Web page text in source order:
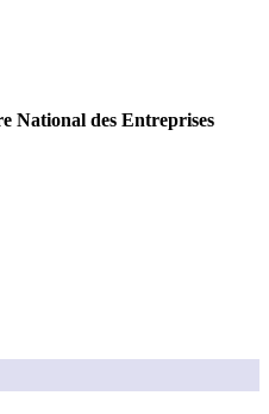
National des Entreprises